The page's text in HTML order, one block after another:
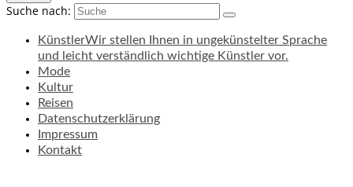
Suche nach:
KünstlerWir stellen Ihnen in ungekünstelter Sprache
und leicht verständlich wichtige Künstler vor.
Mode
Kultur
Reisen
Datenschutzerklärung
Impressum
Kontakt